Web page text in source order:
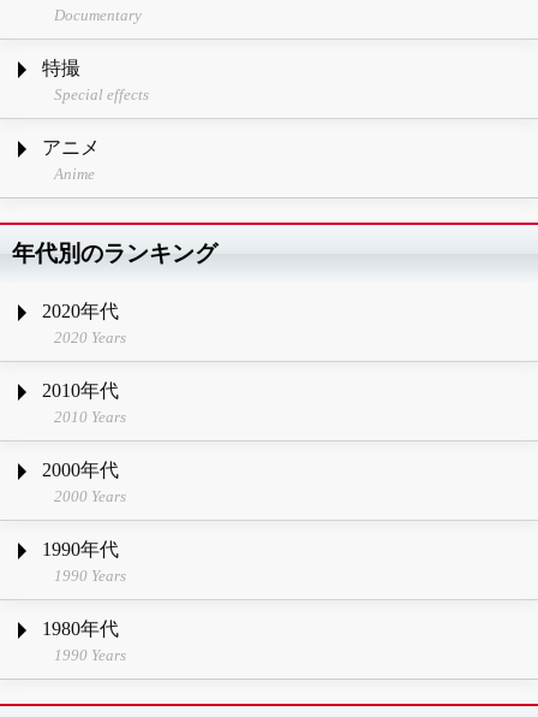
Documentary
特撮
Special effects
アニメ
Anime
年代別のランキング
2020年代
2020 Years
2010年代
2010 Years
2000年代
2000 Years
1990年代
1990 Years
1980年代
1990 Years